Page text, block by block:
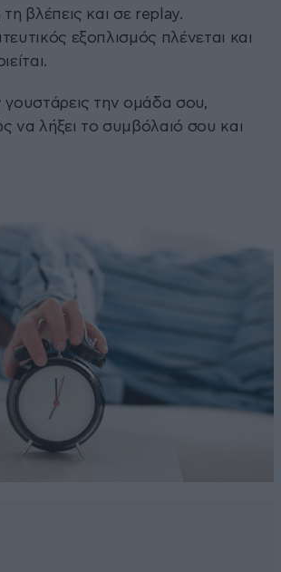
τη βλέπεις και σε replay.
εξοπλισμός πλένεται και
γουστάρεις την ομάδα σου,
να λήξει το συμβόλαιό σου και